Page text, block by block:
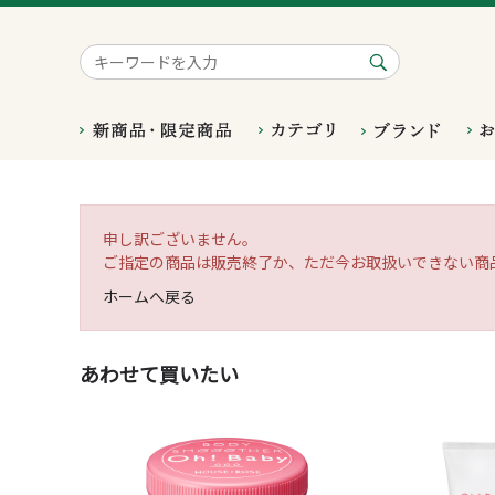
申し訳ございません。
ご指定の商品は販売終了か、ただ今お取扱いできない商
ホームへ戻る
あわせて買いたい